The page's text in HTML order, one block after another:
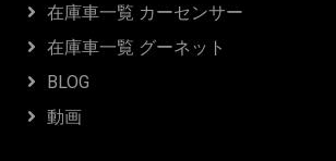
在庫車一覧 カーセンサー
在庫車一覧 グーネット
BLOG
動画